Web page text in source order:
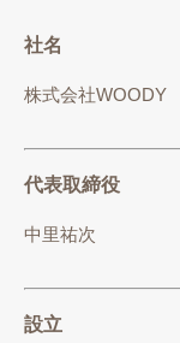
社名
株式会社WOODY
代表取締役
中里祐次
設立